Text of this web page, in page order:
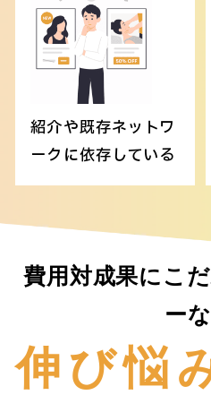
紹介や既存ネットワ
ークに依存している
費用対成果にこ
ー
伸び悩